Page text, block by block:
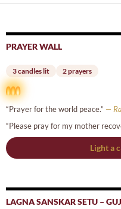
PRAYER WALL
3 candles lit 2 prayers
“Prayer for the world peace.” —
“Please pray for my mother
Light a
LAGNA SANSKAR SETU –